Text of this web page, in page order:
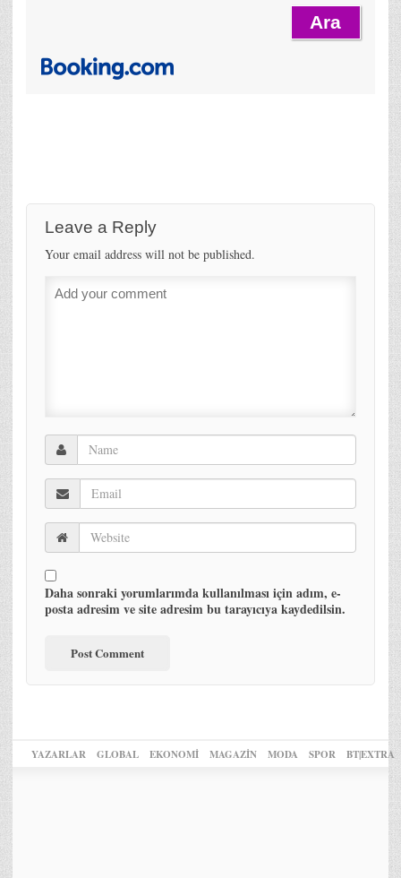
Leave a Reply
Your email address will not be published.
Daha sonraki yorumlarımda kullanılması için adım, e-
posta adresim ve site adresim bu tarayıcıya kaydedilsin.
YAZARLAR GLOBAL EKONOMİ MAGAZİN MODA SPOR BT|EXTRA